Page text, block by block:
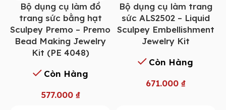
Bộ dụng cụ làm đồ
trang sức bằng hạt
Sculpey Premo – Premo
Bead Making Jewelry
Kit (PE 4048)
Còn Hàng
577.000 ₫
Bộ dụng cụ làm trang
sức ALS2502 – Liquid
Sculpey Embellishment
Jewelry Kit
Còn Hàng
671.000 ₫